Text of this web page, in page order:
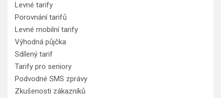
Levné tarify
Porovnání tarifů
Levné mobilní tarify
Výhodná půjčka
Sdílený tarif
Tarify pro seniory
Podvodné SMS zprávy
Zkušenosti zákazníků